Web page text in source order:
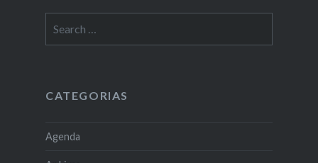
for:
CATEGORIAS
Agenda